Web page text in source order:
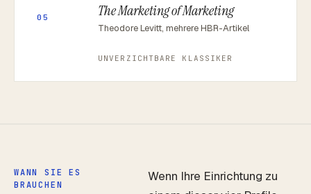
05 The Marketing of Marketing
Theodore Levitt, mehrere HBR-Artikel
UNVERZICHTBARE KLASSIKER
WANN SIE ES
BRAUCHEN
Wenn Ihre Einrichtung zu